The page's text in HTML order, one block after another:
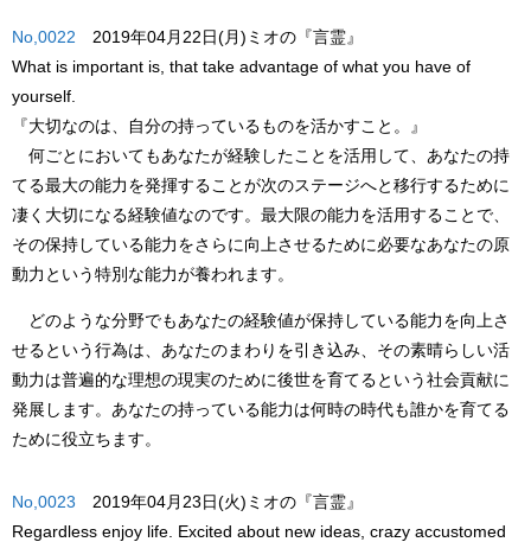
No,0022 2019年04月22日(月)ミオの『言霊』
What is important is, that take advantage of what you have of
yourself.
『大切なのは、自分の持っているものを活かすこと。』
何ごとにおいてもあなたが経験したことを活用して、あなたの持
てる最大の能力を発揮することが次のステージへと移行するために
凄く大切になる経験値なのです。最大限の能力を活用することで、
その保持している能力をさらに向上させるために必要なあなたの原
動力という特別な能力が養われます。
どのような分野でもあなたの経験値が保持している能力を向上さ
せるという行為は、あなたのまわりを引き込み、その素晴らしい活
動力は普遍的な理想の現実のために後世を育てるという社会貢献に
発展します。あなたの持っている能力は何時の時代も誰かを育てる
ために役立ちます。
No,0023 2019年04月23日(火)ミオの『言霊』
Regardless enjoy life. Excited about new ideas, crazy accustomed